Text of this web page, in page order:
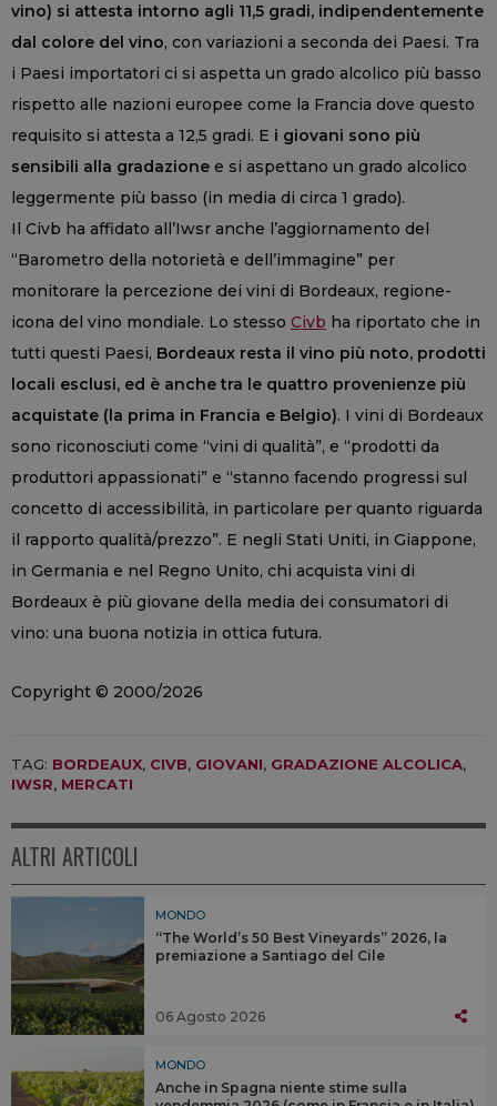
vino) si attesta intorno agli 11,5 gradi, indipendentemente
dal colore del vino, con variazioni a seconda dei Paesi. Tra
i Paesi importatori ci si aspetta un grado alcolico più basso
rispetto alle nazioni europee come la Francia dove questo
requisito si attesta a 12,5 gradi. E i giovani sono più
sensibili alla gradazione e si aspettano un grado alcolico
leggermente più basso (in media di circa 1 grado).
Il Civb ha affidato all’Iwsr anche l’aggiornamento del
“Barometro della notorietà e dell’immagine” per
monitorare la percezione dei vini di Bordeaux, regione-
icona del vino mondiale. Lo stesso Civb ha riportato che in
tutti questi Paesi, Bordeaux resta il vino più noto, prodotti
locali esclusi, ed è anche tra le quattro provenienze più
acquistate (la prima in Francia e Belgio). I vini di Bordeaux
sono riconosciuti come “vini di qualità”, e “prodotti da
produttori appassionati” e “stanno facendo progressi sul
concetto di accessibilità, in particolare per quanto riguarda
il rapporto qualità/prezzo”. E negli Stati Uniti, in Giappone,
in Germania e nel Regno Unito, chi acquista vini di
Bordeaux è più giovane della media dei consumatori di
vino: una buona notizia in ottica futura.
Copyright © 2000/2026
TAG: BORDEAUX, CIVB, GIOVANI, GRADAZIONE ALCOLICA,
IWSR, MERCATI
ALTRI ARTICOLI
MONDO
“The World’s 50 Best Vineyards” 2026, la
premiazione a Santiago del Cile
06 Agosto 2026
MONDO
Anche in Spagna niente stime sulla